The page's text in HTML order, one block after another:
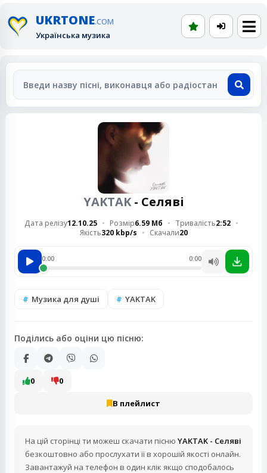
UKRTONE.COM
Українська музика
YAKTAK- Селяві
Дата релізу12.10.25 Розмір6.59 Мб Тривалість2:52
Якість320 kbp/s Скачали20
0:00 0:00
Музика для душі YAKTAK
Поділись або оціни цю пісню:
0 0
В плейлист
На цій сторінці ти можеш скачати пісню YAKTAK - Селяві
безкоштовно або прослухати її в хорошій якості онлайн.
Завантажуй на телефон в один клік якщо сподобалось